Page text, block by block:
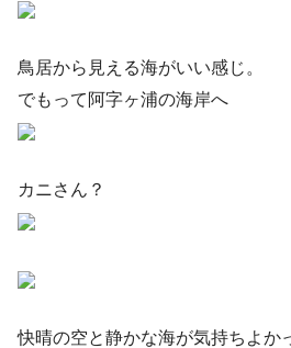
鳥居から見える海がいい感じ。
でもって阿字ヶ浦の海岸へ
カニさん？
快晴の空と静かな海が気持ちよか